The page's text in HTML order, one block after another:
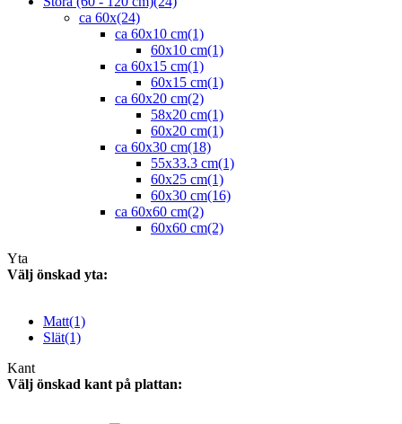
ca 60x(24)
ca 60x10 cm(1)
60x10 cm(1)
ca 60x15 cm(1)
60x15 cm(1)
ca 60x20 cm(2)
58x20 cm(1)
60x20 cm(1)
ca 60x30 cm(18)
55x33.3 cm(1)
60x25 cm(1)
60x30 cm(16)
ca 60x60 cm(2)
60x60 cm(2)
Yta
Välj önskad yta:
Matt(1)
Slät(1)
Kant
Välj önskad kant på plattan: